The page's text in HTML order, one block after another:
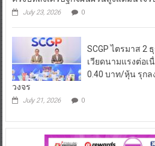
July 23, 2026 0
SCGP ไตรมาส 2
เวียดนามแรงต่อเ
0.40 บาท/หุ้น รุก
วงจร
July 21, 2026 0